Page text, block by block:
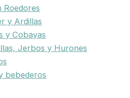
Roedores
y Ardillas
y Cobayas
Jerbos y Hurones
bebederos